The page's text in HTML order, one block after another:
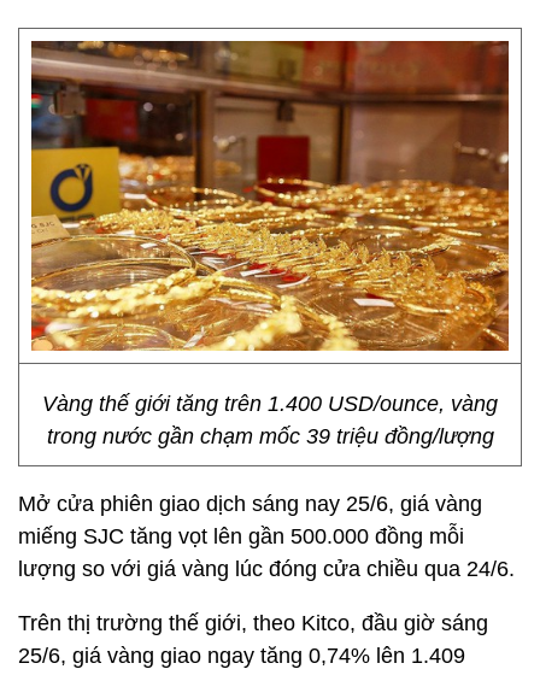
Vàng thế giới tăng trên 1.400 USD/ounce, vàng
trong nước gần chạm mốc 39 triệu đồng/lượng
Mở cửa phiên giao dịch sáng nay 25/6, giá vàng
miếng SJC tăng vọt lên gần 500.000 đồng mỗi
lượng so với giá vàng lúc đóng cửa chiều qua 24/6.
Trên thị trường thế giới, theo Kitco, đầu giờ sáng
25/6, giá vàng giao ngay tăng 0,74% lên 1.409